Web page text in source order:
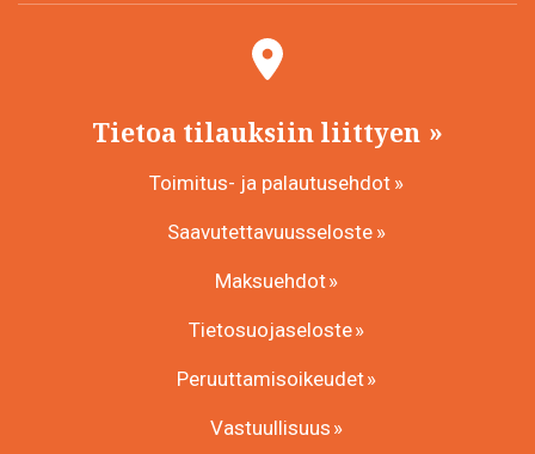
Tietoa tilauksiin liittyen
Toimitus- ja palautusehdot
Saavutettavuusseloste
Maksuehdot
Tietosuojaseloste
Peruuttamisoikeudet
Vastuullisuus